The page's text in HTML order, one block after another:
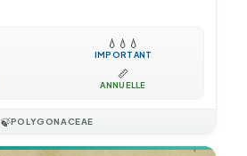
💧 💧 💧
IMPORTANT
📏
ANNUELLE
🍃POLYGONACEAE